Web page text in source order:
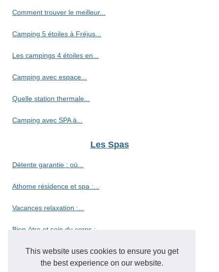
This website uses cookies to ensure you get
the best experience on our website.
Comment trouver le meilleur...
Camping 5 étoiles à Fréjus...
Les campings 4 étoiles en...
Camping avec espace...
Quelle station thermale...
Camping avec SPA à...
Les Spas
Détente garantie : où...
Athome résidence et spa :...
Vacances relaxation :...
Bien-être et soin du corps :...
Découvrez le camping haut de...